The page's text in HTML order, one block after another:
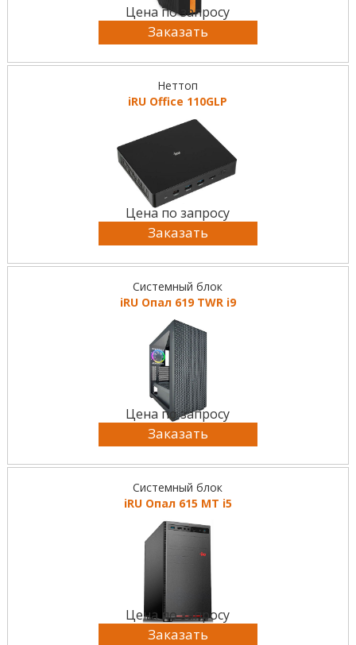
Цена по запросу
Заказать
Неттоп
iRU Office 110GLP
Цена по запросу
Заказать
Системный блок
iRU Опал 619 TWR i9
Цена по запросу
Заказать
Системный блок
iRU Опал 615 MT i5
Цена по запросу
Заказать